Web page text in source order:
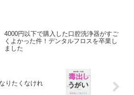
4000円以下で購入した口腔洗浄器がすご
くよかった件！デンタルフロスを卒業し
ました
りたくなけれ